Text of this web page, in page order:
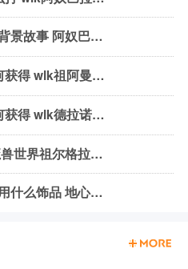
魔兽世界阿奴巴拉克有什么背景故事 阿奴巴拉克背景故事介绍
魔兽世界wlk祖阿曼战熊如何获得 wlk祖阿曼战熊获取方式介绍
魔兽世界wlk德拉诺金钻如何获得 wlk德拉诺金钻获取方法介绍
魔兽世界祖尔格拉布在哪 魔兽世界祖尔格拉布位置介绍
魔兽世界地心之战织雾武僧用什么饰品 地心之战织雾武僧饰品推荐